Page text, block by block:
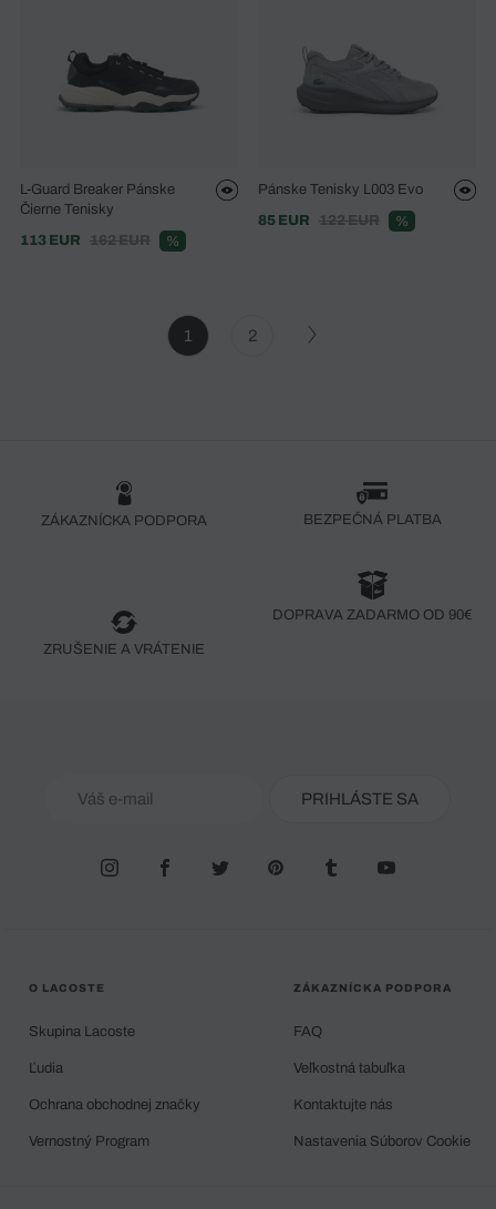
L-Guard Breaker Pánske
Čierne Tenisky
113 EUR
162 EUR %
Pánske Tenisky L003 Evo
85 EUR
122 EUR %
1 2
ZÁKAZNÍCKA PODPORA BEZPEČNÁ PLATBA
ZRUŠENIE A VRÁTENIE
DOPRAVA ZADARMO OD 90€
PRIHLÁSTE SA
O LACOSTE
Skupina Lacoste
Ľudia
Ochrana obchodnej značky
Vernostný Program
ZÁKAZNÍCKA PODPORA
FAQ
Veľkostná tabuľka
Kontaktujte nás
Nastavenia Súborov Cookie